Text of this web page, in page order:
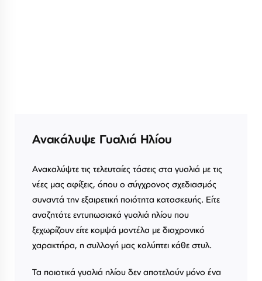
Ανακάλυψε Γυαλιά Ηλίου
Ανακαλύψτε τις τελευταίες τάσεις στα γυαλιά με τις
νέες μας αφίξεις, όπου ο σύγχρονος σχεδιασμός
συναντά την εξαιρετική ποιότητα κατασκευής. Είτε
αναζητάτε εντυπωσιακά γυαλιά ηλίου που
ξεχωρίζουν είτε κομψά μοντέλα με διαχρονικό
χαρακτήρα, η συλλογή μας καλύπτει κάθε στυλ.
Τα ποιοτικά γυαλιά ηλίου δεν αποτελούν μόνο ένα